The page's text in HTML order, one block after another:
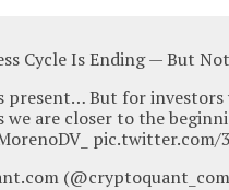
Cycle Is Ending — But
present… But for
we are closer to the
pic.twitter.com/